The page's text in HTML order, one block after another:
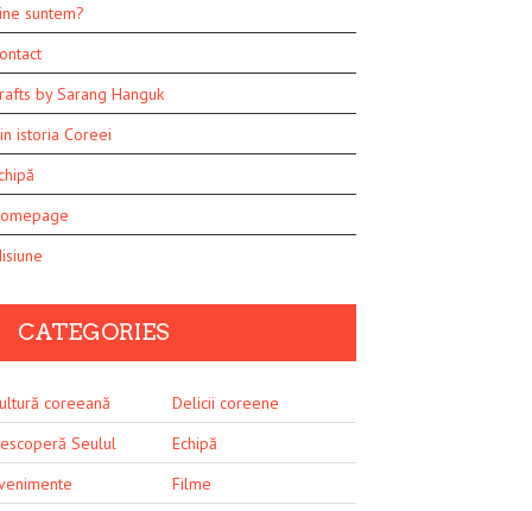
suntem?
by Sarang Hanguk
istoria Coreei
CATEGORIES
coreeană
Delicii coreene
Seulul
Echipă
Filme